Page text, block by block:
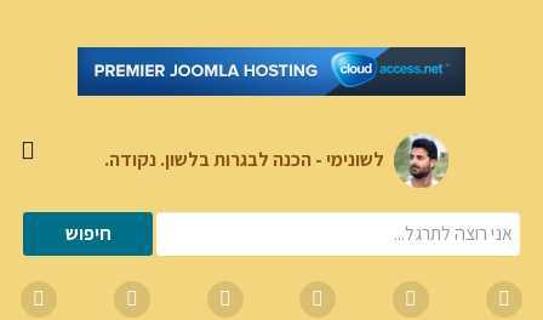
לשונימי - הכנה לבגרות בלשון. נקודה.